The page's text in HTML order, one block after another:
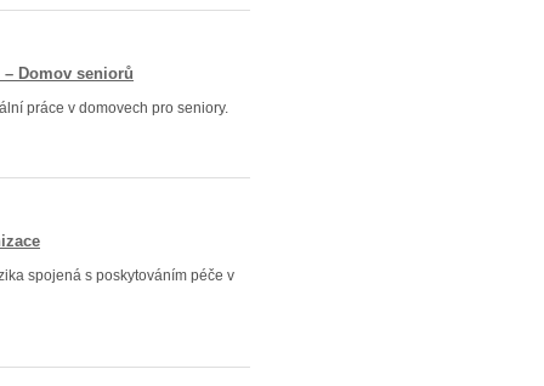
Domov seniorů
práce v domovech pro seniory.
spojená s poskytováním péče v